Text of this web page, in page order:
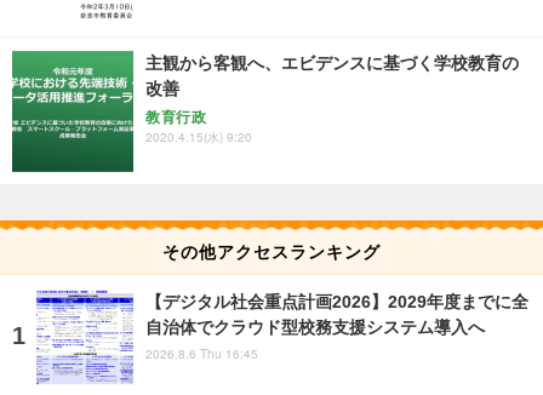
主観から客観へ、エビデンスに基づく学校教育の
改善
教育行政
2020.4.15(水) 9:20
その他アクセスランキング
【デジタル社会重点計画2026】2029年度までに全
自治体でクラウド型校務支援システム導入へ
2026.8.6 Thu 16:45